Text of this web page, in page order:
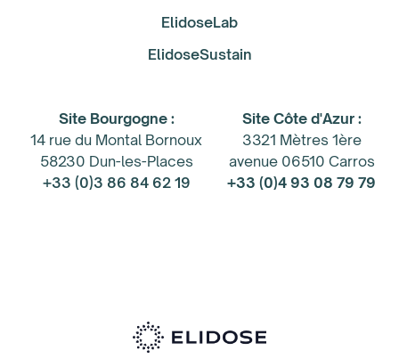
ElidoseLab
ElidoseSustain
Site Bourgogne :
14 rue du Montal Bornoux
58230 Dun-les-Places
+33 (0)3 86 84 62 19
Site Côte d'Azur :
3321 Mètres 1ère
avenue 06510 Carros
+33 (0)4 93 08 79 79